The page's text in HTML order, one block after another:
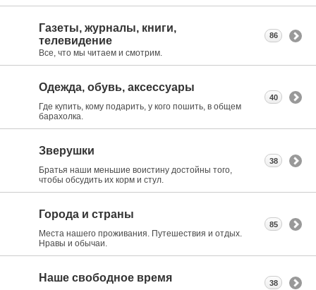
Газеты, журналы, книги,
телевидение
Все, что мы читаем и смотрим.
86
Одежда, обувь, аксессуары
Где купить, кому подарить, у кого пошить, в общем
барахолка.
40
Зверушки
Братья наши меньшие воистину достойны того,
чтобы обсудить их корм и стул.
38
Города и страны
Места нашего проживания. Путешествия и отдых.
Нравы и обычаи.
85
Наше свободное время 38